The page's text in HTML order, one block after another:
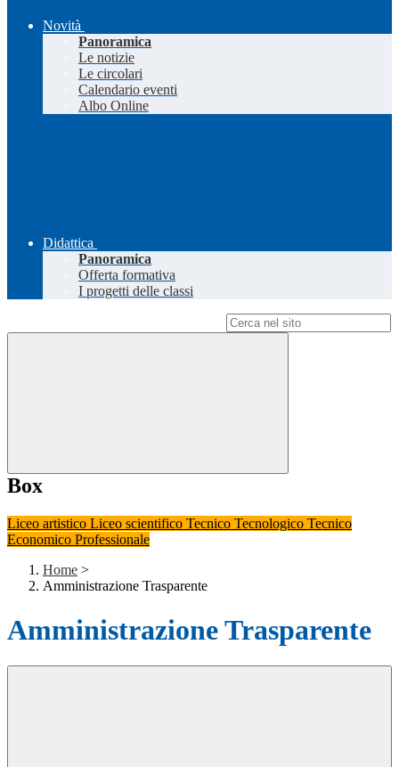
Novità
Panoramica
Le notizie
Le circolari
Calendario eventi
Albo Online
Didattica
Panoramica
Offerta formativa
I progetti delle classi
Box
Liceo artistico Liceo scientifico Tecnico Tecnologico Tecnico
Economico Professionale
Home >
Amministrazione Trasparente
Amministrazione Trasparente